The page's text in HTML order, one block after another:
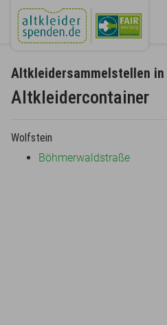
Altkleidersammelstellen
Altkleidercontainer
Wolfstein
Böhmerwaldstraße